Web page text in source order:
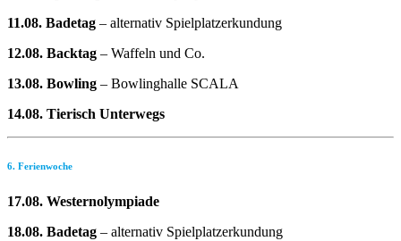
11.08. Badetag – alternativ Spielplatzerkundung
12.08. Backtag – Waffeln und Co.
13.08. Bowling – Bowlinghalle SCALA
14.08. Tierisch Unterwegs
6. Ferienwoche
17.08. Westernolympiade
18.08. Badetag – alternativ Spielplatzerkundung